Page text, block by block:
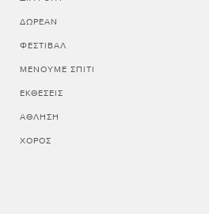
ΔΩΡΕΆΝ
ΦΕΣΤΙΒΆΛ
ΜΈΝΟΥΜΕ ΣΠΊΤΙ
ΕΚΘΈΣΕΙΣ
ΆΘΛΗΣΗ
ΧΟΡΌΣ